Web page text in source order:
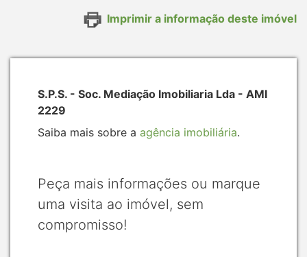
Imprimir a informação deste imóvel
S.P.S. - Soc. Mediação Imobiliaria Lda - AMI
2229
Saiba mais sobre a agência imobiliária.
Peça mais informações ou marque
uma visita ao imóvel, sem
compromisso!